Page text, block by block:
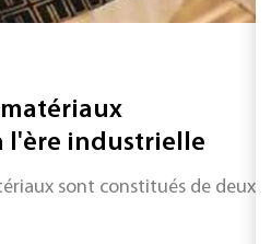
et non structuraux
l'ère industrielle
sont constitués de deux